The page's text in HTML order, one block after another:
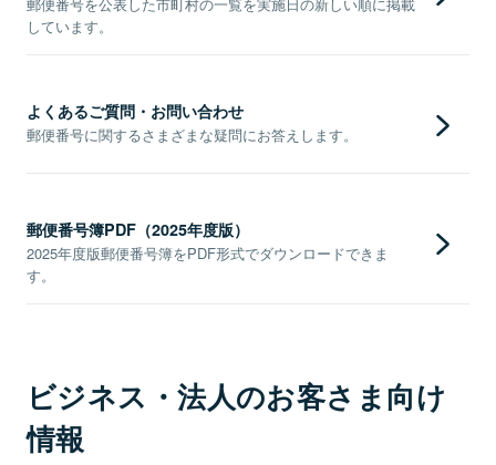
郵便番号を公表した市町村の一覧を実施日の新しい順に掲載
しています。
よくあるご質問・お問い合わせ
郵便番号に関するさまざまな疑問にお答えします。
郵便番号簿PDF（2025年度版）
2025年度版郵便番号簿をPDF形式でダウンロードできま
す。
ビジネス・法人のお客さま向け
情報